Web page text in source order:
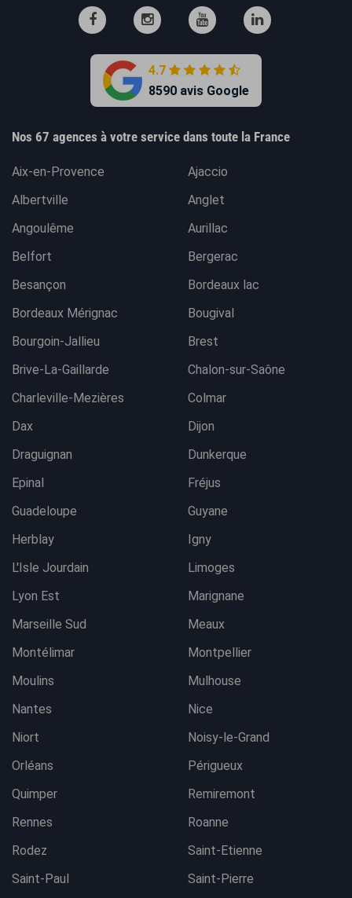
4.7
8590 avis Google
Nos 67 agences à votre service dans toute la France
Aix-en-Provence
Ajaccio
Albertville
Anglet
Angoulême
Aurillac
Belfort
Bergerac
Besançon
Bordeaux lac
Bordeaux Mérignac
Bougival
Bourgoin-Jallieu
Brest
Brive-La-Gaillarde
Chalon-sur-Saône
Charleville-Mezières
Colmar
Dax
Dijon
Draguignan
Dunkerque
Epinal
Fréjus
Guadeloupe
Guyane
Herblay
Igny
L'Isle Jourdain
Limoges
Lyon Est
Marignane
Marseille Sud
Meaux
Montélimar
Montpellier
Moulins
Mulhouse
Nantes
Nice
Niort
Noisy-le-Grand
Orléans
Périgueux
Quimper
Remiremont
Rennes
Roanne
Rodez
Saint-Etienne
Saint-Paul
Saint-Pierre